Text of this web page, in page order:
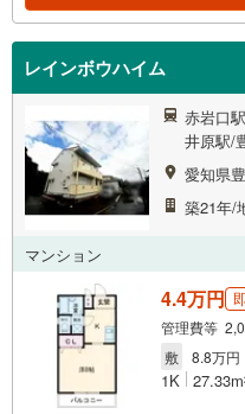
レインボウハイム
赤岩口
井原駅/
愛知県
築21年/
マンション
4.4万円
管理費等
敷
8.8万円
1K 27.33m